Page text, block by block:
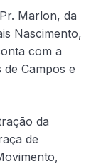
Marlon, da
Nascimento,
com a
Campos e
da
de